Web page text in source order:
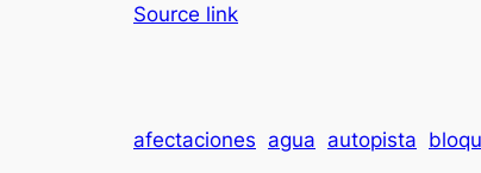
Source link
afectaciones agua autopista